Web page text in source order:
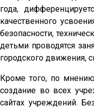
года,
качественного
безопасности,
детьми проводятся
городского движения,
Кроме того, по
создание во всех
сайтах учреждений.